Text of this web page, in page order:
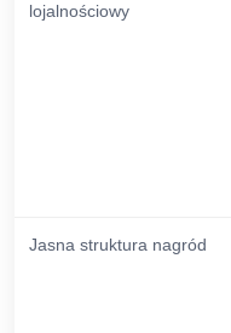
lojalnościowy
Jasna struktura nagród